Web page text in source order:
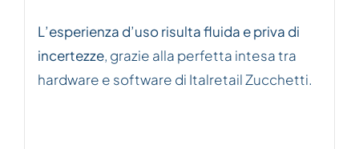
L’esperienza d’uso risulta fluida e priva di
incertezze, grazie alla perfetta intesa tra
hardware e software di Italretail Zucchetti.